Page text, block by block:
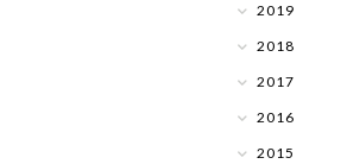
2019
2018
2017
2016
2015